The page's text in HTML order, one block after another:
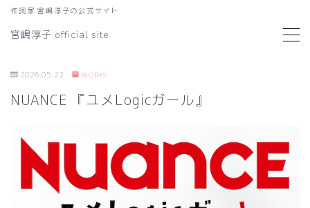
宮嶋淳子 official site
作詞家 宮嶋淳子の公式サイト
Works
ご依頼・お問い合わせ
2026.05.22 WORKS
NUANCE 『ユメLogicガール』